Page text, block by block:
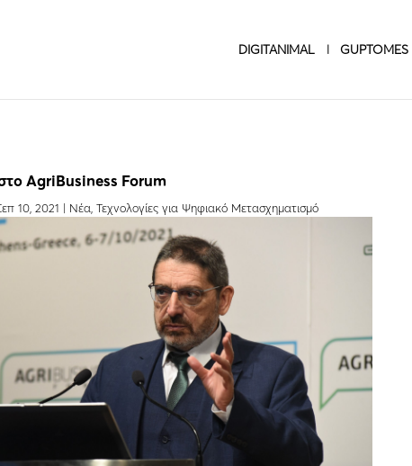
DIGITANIMAL GUPTOMES
AgriBusiness Forum
10, 2021 | Νέα ,Τεχνολογίες για Ψηφιακό Μετασχηματισμό